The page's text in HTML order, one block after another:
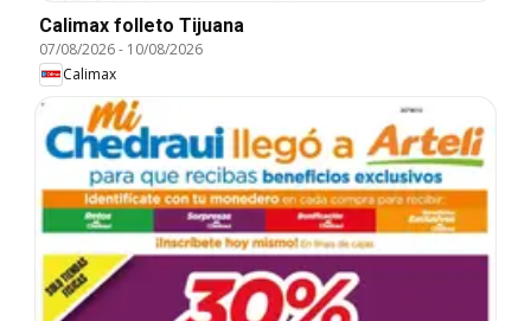
Calimax folleto Tijuana
07/08/2026- 10/08/2026
Calimax